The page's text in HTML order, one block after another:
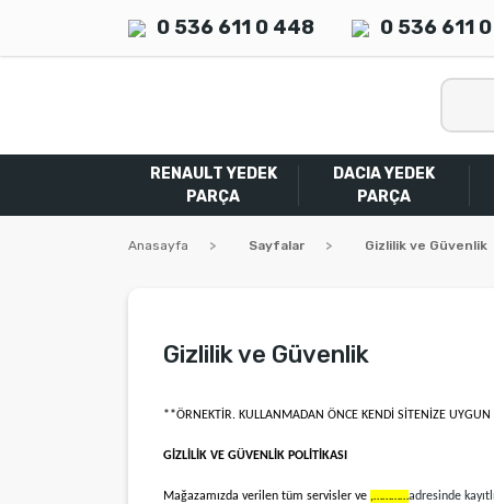
0 536 611 0 448 0 536 611
RENAULT YEDEK
PARÇA
DACIA YEDEK
PARÇA
Anasayfa Sayfalar Gizlilik ve Güvenlik
Gizlilik ve Güvenlik
**ÖRNEKTİR. KULLANMADAN ÖNCE KENDİ SİTENİZE
GİZLİLİK VE GÜVENLİK POLİTİKASI
Mağazamızda verilen tüm servisler ve ,…………adresinde kayıtlı